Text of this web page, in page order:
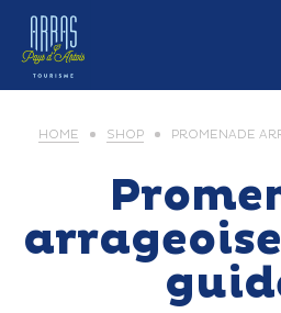
HOME SHOP PROMENADE